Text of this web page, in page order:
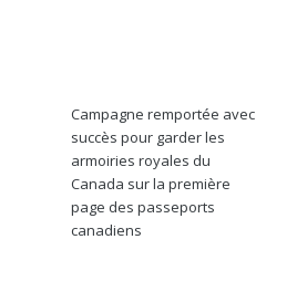
Campagne remportée avec
succès pour garder les
armoiries royales du
Canada sur la première
page des passeports
canadiens